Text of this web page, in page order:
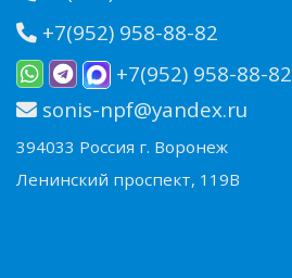
+7(952) 958-88-82
+7(952) 958-88-82
sonis-npf@yandex.ru
394033 Россия г. Воронеж
Ленинский проспект, 119В